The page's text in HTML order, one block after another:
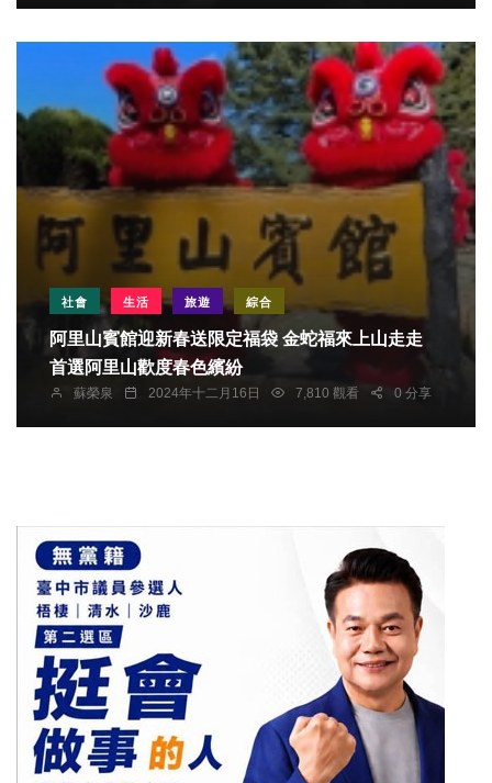
社會 生活 旅遊 綜合
阿里山賓館迎新春送限定福袋 金蛇福來上山走走
首選阿里山歡度春色繽紛
蘇榮泉 2024年十二月16日 7,810 觀看 0 分享